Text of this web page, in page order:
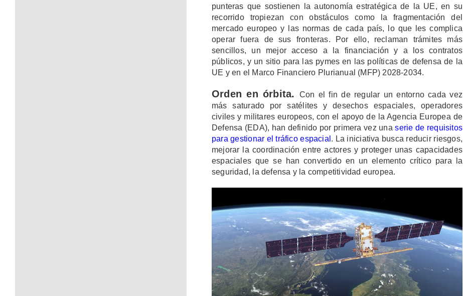
punteras que sostienen la autonomía estratégica de la UE, en su
recorrido tropiezan con obstáculos como la fragmentación del
mercado europeo y las normas de cada país, lo que les complica
operar fuera de sus fronteras. Por ello, reclaman trámites más
sencillos, un mejor acceso a la financiación y a los contratos
públicos, y un sitio para las pymes en las políticas de defensa de la
UE y en el Marco Financiero Plurianual (MFP) 2028-2034.
Orden en órbita.
Con el fin de regular un entorno cada vez
más saturado por satélites y desechos espaciales, operadores
civiles y militares europeos, con el apoyo de la Agencia Europea de
Defensa (EDA), han definido por primera vez unaserie de requisitos
para gestionar el tráfico espacial . La iniciativa busca reducir riesgos,
mejorar la coordinación entre actores y proteger unas capacidades
espaciales que se han convertido en un elemento crítico para la
seguridad, la defensa y la competitividad europea.